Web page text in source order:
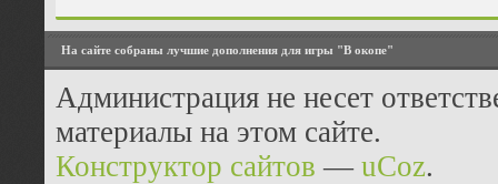
На сайте собраны лучшие дополнения для игры "В окопе"
Администрация не несет
материалы на этом сайте.
Конструктор сайтов — uCoz.